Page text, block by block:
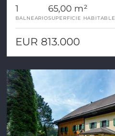
1
BALNEARIO
65,00 m²
SUPERFICIE HABITABLE
EUR 813.000